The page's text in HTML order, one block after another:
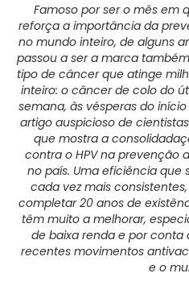
Famoso por ser o mês em
reforça a importância da
no mundo inteiro, de alguns
passou a ser a marca
tipo de câncer que atinge
inteiro: o câncer de colo do
semana, às vésperas do
artigo auspicioso de
que mostra a
contra o HPV na prevenção
no país. Uma eficiência
cada vez mais
completar 20 anos de
têm muito a melhorar,
de baixa renda e por conta
recentes movimentos
e o